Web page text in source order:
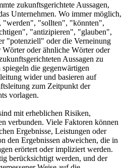
zukunftsgerichtete Aussagen,
Unternehmen. Wo immer möglich,
"werden", "sollten", "könnten",
"antizipieren", "glauben",
"potenziell" oder die Verneinung
Wörter oder ähnliche Wörter oder
Aussagen zu
die gegenwärtigen
wider und basieren auf
zum Zeitpunkt der
vorlagen.
mit erheblichen Risiken,
verbunden. Viele Faktoren können
Ergebnisse, Leistungen oder
den Ergebnissen abweichen, die in
erörtert oder impliziert werden.
berücksichtigt werden, und der